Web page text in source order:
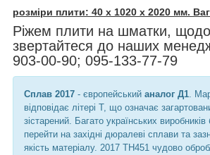
розміри плити: 40 х 1020 х 2020 мм.
Ріжем плити на шматки, щодо
звертайтеся до наших
903-00-90; 095-133-77-79
Сплав 2017 - європейський аналог Д1.
відповідає літері Т, що означає
зістарений. Багато українських
перейти на західні дюралеві сплави та
якість матеріалу. 2017 ТН451 чудово